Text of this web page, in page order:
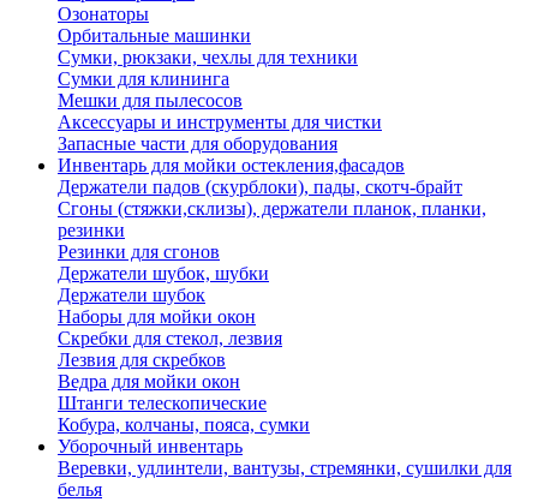
Озонаторы
Орбитальные машинки
Сумки, рюкзаки, чехлы для техники
Сумки для клининга
Мешки для пылесосов
Аксессуары и инструменты для чистки
Запасные части для оборудования
Инвентарь для мойки остекления,фасадов
Держатели падов (скурблоки), пады, скотч-брайт
Сгоны (стяжки,склизы), держатели планок, планки,
резинки
Резинки для сгонов
Держатели шубок, шубки
Держатели шубок
Наборы для мойки окон
Скребки для стекол, лезвия
Лезвия для скребков
Ведра для мойки окон
Штанги телескопические
Кобура, колчаны, пояса, сумки
Уборочный инвентарь
Веревки, удлинтели, вантузы, стремянки, сушилки для
белья